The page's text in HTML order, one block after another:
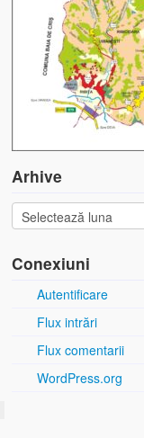
Arhive
Conexiuni
Autentificare
Flux intrări
Flux comentarii
WordPress.org